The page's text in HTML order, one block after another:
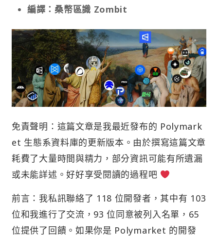
編譯：桑幣區識 Zombit
免責聲明：這篇文章是我最近發布的 Polymark
et 生態系資料庫的更新版本。由於撰寫這篇文章
耗費了大量時間與精力，部分資訊可能有所遺漏
或未能詳述。好好享受閱讀的過程吧
前言：我私訊聯絡了 118 位開發者，其中有 103
位和我進行了交流，93 位同意被列入名單，65
位提供了回饋。如果你是 Polymarket 的開發